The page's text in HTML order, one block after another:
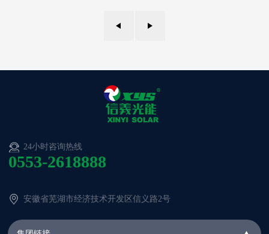
24小时咨询热线
0553-2618888
安徽省芜湖市经济技术开发区信义路2号